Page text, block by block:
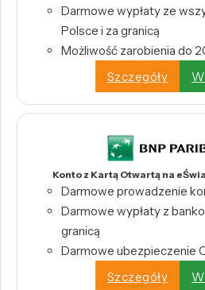
Darmowe wypłaty ze
Polsce i za granicą
Możliwość zarobienia do
Szczegóły
Konto z Kartą Otwartą na
Darmowe prowadzenie
Darmowe wypłaty z
granicą
Darmowe ubezpieczenie
Szczegóły